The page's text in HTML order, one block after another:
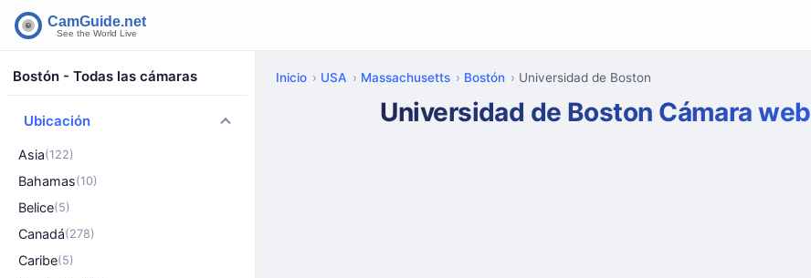
Bostón - Todas las cámaras
Ubicación
Asia(122)
Bahamas(10)
Belice(5)
Canadá(278)
Caribe(5)
Inicio USA Massachusetts Bostón Universidad de Boston
Universidad de Boston Cámara web